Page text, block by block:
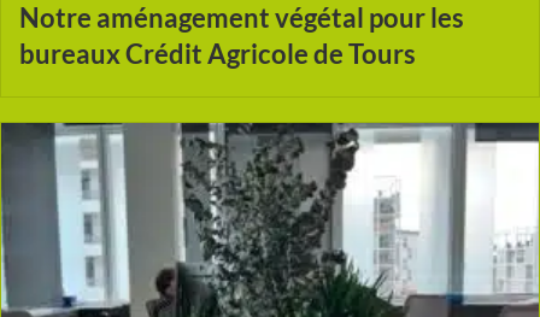
Notre aménagement végétal pour les
bureaux Crédit Agricole de Tours